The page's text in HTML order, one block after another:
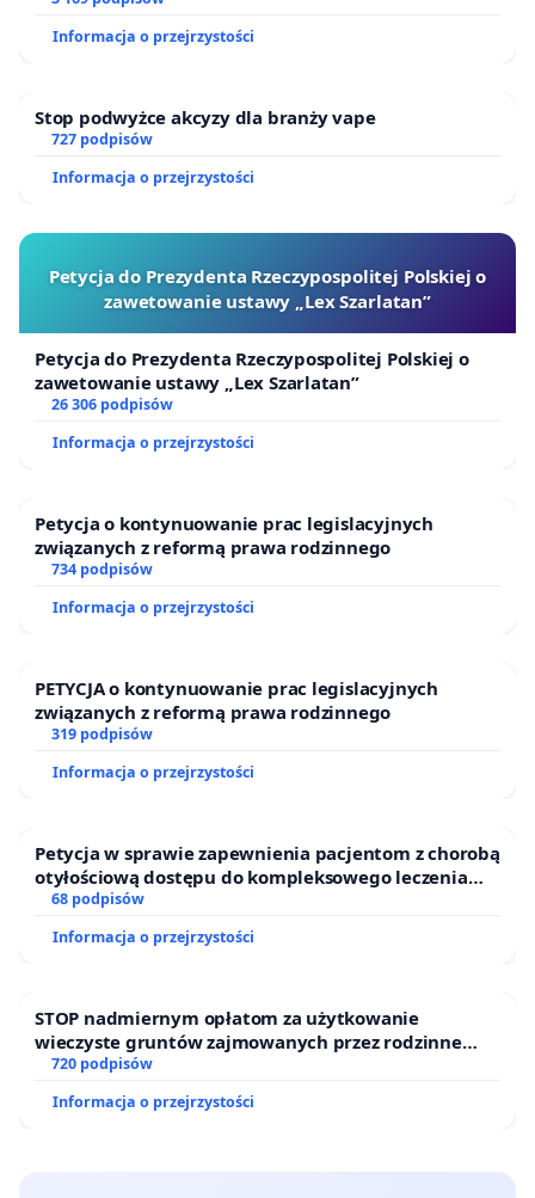
regionalnego dyrektora ochrony środowiska.
rezerwatów w Sokołowsku i gminie Mieroszów w
pełni spełniają te przesłanki
rezerwatową jest nie tylko uzasadnione, ale wręcz
Dlatego apelujmy o:
sprawne przeprowadzenie procedury i
utworzenie nowych rezerwatów przyrody
terenie Sokołowska i gminy Mieroszów
uwzględnienie głosu społecznego
powstrzymanie działań, które mogłyby
osłabić walory przyrodnicze projektowanych
rezerwatów przed zakończeniem procedury
traktowanie ochrony przyrody jako interesu
Tworzenie nowych rezerwatów przyrody w
rejonie Sokołowska to inwestycja w przyszłość
bezpieczeństwo przyrodnicze, ochronę wód,
przyrodniczej oraz budowanie lokalnej tożsamości
opartej na wyjątkowych wartościach
środowiskowych.
korzyści dla gminy. Z tytułu objęcia terenów
ochroną gmina otrzymuje środki z budżetu
państwa, naliczane w przeliczeniu na każdy hektar
rezerwatu. Oznacza to dodatkowe pieniądze, które
Informacja o przejrzystości
Stop podwyżce akcyzy dla branży vape
727 podpisów
Informacja o przejrzystości
Petycja do Prezydenta Rzeczypospolitej Polskiej o
zawetowanie ustawy „Lex Szarlatan”
Petycja do Prezydenta Rzeczypospolitej Polskiej o
zawetowanie ustawy „Lex Szarlatan”
26 306 podpisów
Informacja o przejrzystości
Petycja o kontynuowanie prac legislacyjnych
związanych z reformą prawa rodzinnego
734 podpisów
Informacja o przejrzystości
PETYCJA o kontynuowanie prac legislacyjnych
związanych z reformą prawa rodzinnego
319 podpisów
Informacja o przejrzystości
Petycja w sprawie zapewnienia pacjentom z chorobą
otyłościową dostępu do kompleksowego leczenia
oraz programów profilaktycznych.
68 podpisów
Informacja o przejrzystości
STOP nadmiernym opłatom za użytkowanie
wieczyste gruntów zajmowanych przez rodzinne
ogrody działkowe.
720 podpisów
Informacja o przejrzystości